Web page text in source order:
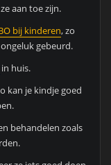
aan toe zijn.
bij kinderen, zo
gebeurd.
in huis.
kan je kindje goed
behandelen zoals